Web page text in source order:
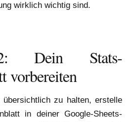
wirklich wichtig sind.
Dein Stats-
vorbereiten
übersichtlich zu halten, erstelle
in deiner Google-Sheets-